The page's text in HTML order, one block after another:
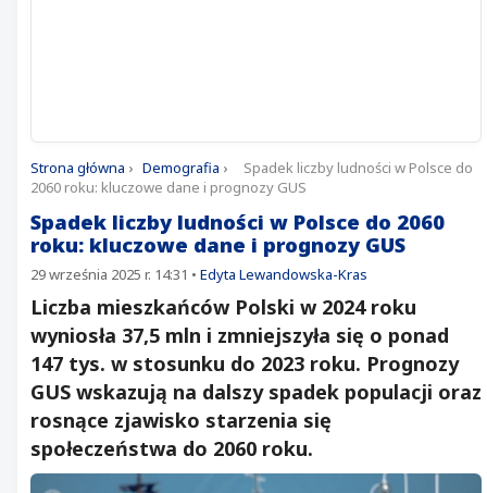
Strona główna › Demografia ›
Spadek liczby ludności w Polsce do
2060 roku: kluczowe dane i prognozy GUS
Spadek liczby ludności w Polsce do 2060
roku: kluczowe dane i prognozy GUS
29 września 2025 r. 14:31 • Edyta Lewandowska-Kras
Liczba mieszkańców Polski w 2024 roku
wyniosła 37,5 mln i zmniejszyła się o ponad
147 tys. w stosunku do 2023 roku. Prognozy
GUS wskazują na dalszy spadek populacji oraz
rosnące zjawisko starzenia się
społeczeństwa do 2060 roku.